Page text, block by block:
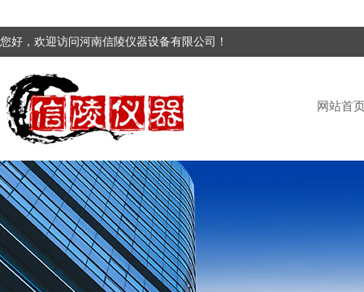
您好，欢迎访问河南信陵仪器设备有限公司！
网站首